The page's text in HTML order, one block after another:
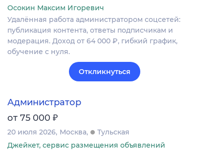
Осокин Максим Игоревич
Удалённая работа администратором соцсетей:
публикация контента, ответы подписчикам и
модерация. Доход от 64 000 ₽, гибкий график,
обучение с нуля.
Откликнуться
Администратор
от 75 000 ₽
20 июля 2026 Москва
Тульская
Джейкет, сервис размещения объявлений